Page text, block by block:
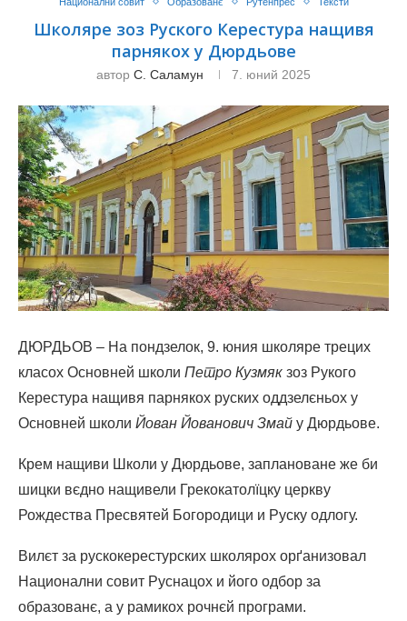
Школяре зоз Руского Керестура нащивя
парнякох у Дюрдьове
автор С. Саламун 7. юний 2025
ДЮРДЬОВ – На пондзелок, 9. юния школяре трецих
класох Основней школи Петро Кузмяк зоз Рукого
Керестура нащивя парнякох руских оддзелєньох у
Основней школи Йован Йованович Змай у Дюрдьове.
Крем нащиви Школи у Дюрдьове, заплановане же би
шицки вєдно нащивели Грекокатолїцку церкву
Рождества Пресвятей Богородици и Руску одлогу.
Вилєт за рускокерестурских школярох орґанизовал
Национални совит Руснацох и його одбор за
образованє, а у рамикох рочнєй програми.